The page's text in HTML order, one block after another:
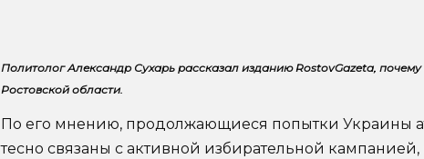
Политолог Александр Сухарь рассказал изданию RostovGazeta,
Ростовской области.
По его мнению, продолжающиеся попытки Украины
тесно связаны с активной избирательной